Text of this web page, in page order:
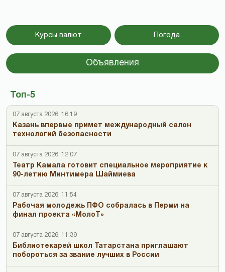
Курсы валют Погода
Объявления
Топ-5
07 августа 2026, 16:19
Казань впервые примет международный салон
технологий безопасности
07 августа 2026, 12:07
Театр Камала готовит специальное мероприятие к
90-летию Минтимера Шаймиева
07 августа 2026, 11:54
Рабочая молодежь ПФО собралась в Перми на
финал проекта «МолоТ»
07 августа 2026, 11:39
Библиотекарей школ Татарстана приглашают
побороться за звание лучших в России